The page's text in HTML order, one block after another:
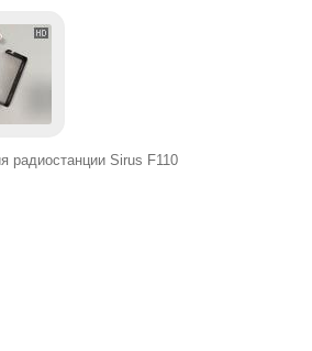
радиостанции Sirus F110